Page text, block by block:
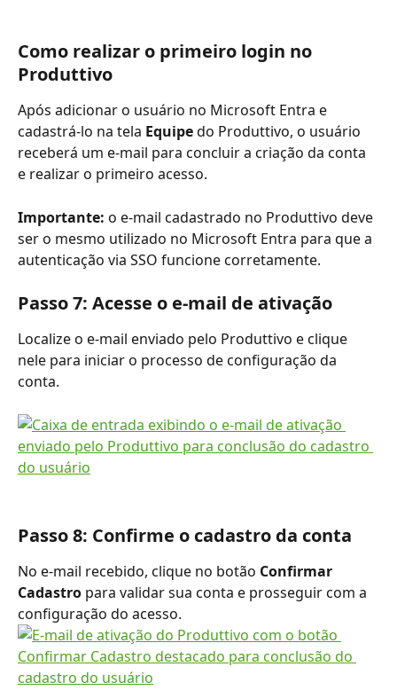
Como realizar o primeiro login no
Produttivo
Após adicionar o usuário no Microsoft Entra e
cadastrá-lo na tela Equipe do Produttivo, o usuário
receberá um e-mail para concluir a criação da conta
e realizar o primeiro acesso.
Importante: o e-mail cadastrado no Produttivo deve
ser o mesmo utilizado no Microsoft Entra para que a
autenticação via SSO funcione corretamente.
Passo 7: Acesse o e-mail de ativação
Localize o e-mail enviado pelo Produttivo e clique
nele para iniciar o processo de configuração da
conta.
Passo 8: Confirme o cadastro da conta
No e-mail recebido, clique no botão Confirmar
Cadastro para validar sua conta e prosseguir com a
configuração do acesso.